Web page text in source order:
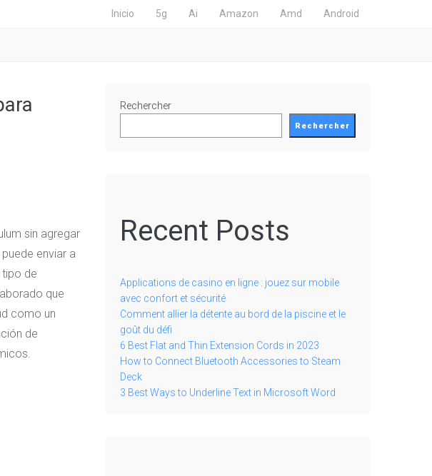
Inicio 5g Ai Amazon Amd Android
sin agregar
enviar a
de
que
como un
de
Rechercher
Rechercher
Recent Posts
Applications de casino en ligne : jouez sur mobile
avec confort et sécurité
Comment allier la détente au bord de la piscine et le
goût du défi
6 Best Flat and Thin Extension Cords in 2023
How to Connect Bluetooth Accessories to Steam
Deck
3 Best Ways to Underline Text in Microsoft Word